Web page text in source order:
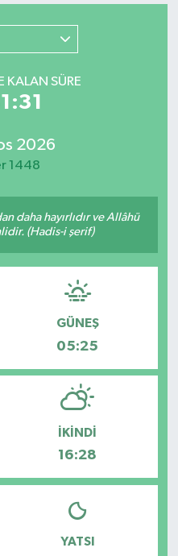
KALAN SÜRE
2026
1448
daha hayırlıdır ve Allâhü
(Hadis-i şerif)
GÜNEŞ
05:25
İKINDI
16:28
YATSI